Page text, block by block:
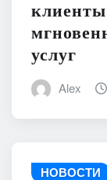
услуг
Alex
НОВОСТИ